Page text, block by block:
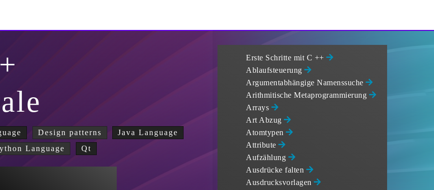
Design patterns
Java Language
Language Qt
Erste Schritte mit C ++
Ablaufsteuerung
Argumentabhängige Namenssuche
Arithmitische Metaprogrammierung
Arrays
Art Abzug
Atomtypen
Attribute
Aufzählung
Ausdrücke falten
Ausdrucksvorlagen